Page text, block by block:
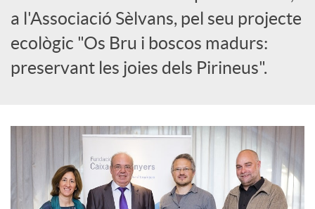
o
i
a
a l'Associació Sèlvans, pel seu projecte
ecològic "Os Bru i boscos madurs:
preservant les joies dels Pirineus".